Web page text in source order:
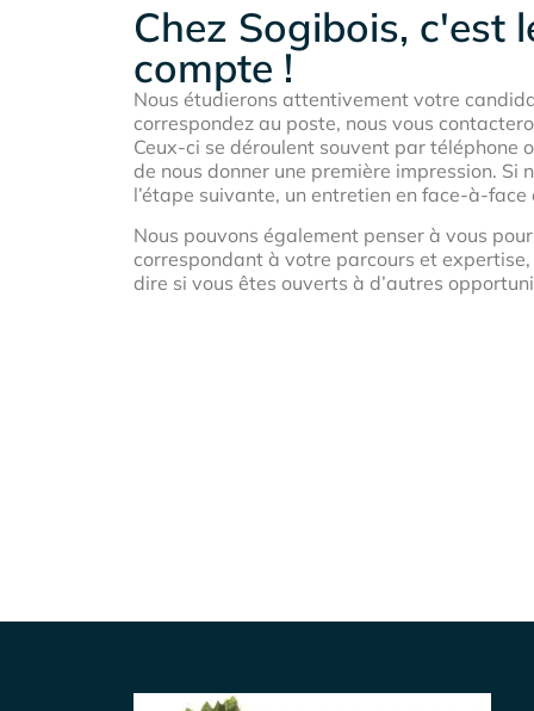
Chez Sogibois, c'est
compte !
Nous étudierons attentivement votre
correspondez au poste, nous vous
Ceux-ci se déroulent souvent par téléphone
de nous donner une première impression. Si
l’étape suivante, un entretien en face-à-
Nous pouvons également penser à vous
correspondant à votre parcours et expertise,
dire si vous êtes ouverts à d’autres